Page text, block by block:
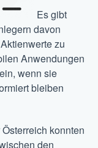
Es gibt
davon
zu
Anwendungen
wenn sie
bleiben
konnten
den